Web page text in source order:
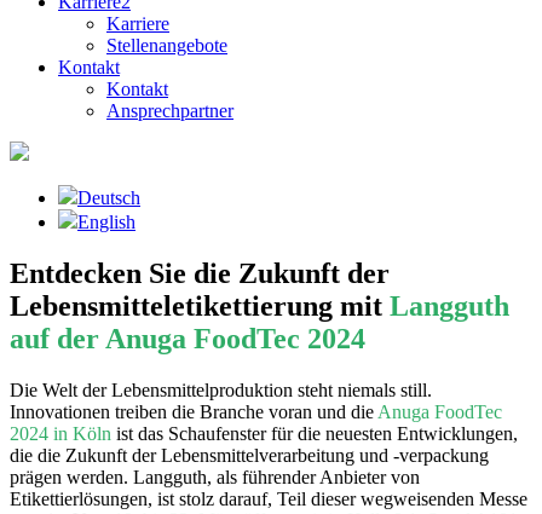
Karriere
Stellenangebote
Kontakt
Kontakt
Ansprechpartner
Deutsch
English
Entdecken Sie die Zukunft der
Lebensmitteletikettierung mit Langguth
auf der Anuga FoodTec 2024
Die Welt der Lebensmittelproduktion steht niemals still.
Innovationen treiben die Branche voran und die Anuga FoodTec
2024 in Köln ist das Schaufenster für die neuesten Entwicklungen,
die die Zukunft der Lebensmittelverarbeitung und -verpackung
prägen werden. Langguth, als führender Anbieter von
Etikettierlösungen, ist stolz darauf, Teil dieser wegweisenden Messe